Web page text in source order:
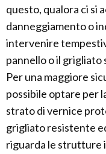
questo, qualora ci si
danneggiamento o
intervenire
pannello o il
Per una maggiore
possibile optare per
strato di vernice
grigliato resistente
riguarda le strutture